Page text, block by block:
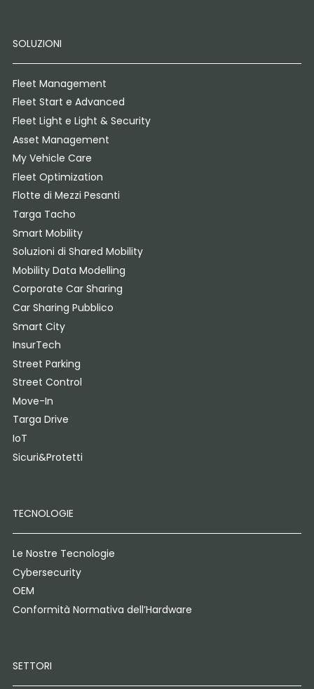
SOLUZIONI
Fleet Management
Fleet Start e Advanced
Fleet Light e Light & Security
Asset Management
My Vehicle Care
Fleet Optimization
Flotte di Mezzi Pesanti
Targa Tacho
Smart Mobility
Soluzioni di Shared Mobility
Mobility Data Modelling
Corporate Car Sharing
Car Sharing Pubblico
Smart City
InsurTech
Street Parking
Street Control
Move-In
Targa Drive
IoT
Sicuri&Protetti
TECNOLOGIE
Le Nostre Tecnologie
Cybersecurity
OEM
Conformità Normativa dell’Hardware
SETTORI